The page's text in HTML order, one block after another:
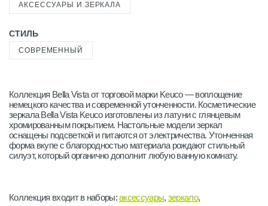
АКСЕССУАРЫ И ЗЕРКАЛА
СТИЛЬ
СОВРЕМЕННЫЙ
Коллекция Bella Vista от торговой марки Keuco — воплощение
немецкого качества и современной утонченности. Косметические
зеркала Bella Vista Keuco изготовлены из латуни с глянцевым
хромированным покрытием. Настольные модели зеркал
оснащены подсветкой и питаются от электричества. Утонченная
форма вкупе с благородностью материала рождают стильный
силуэт, который органично дополнит любую ванную комнату.
Коллекция входит в наборы:аксессуары, зеркало,